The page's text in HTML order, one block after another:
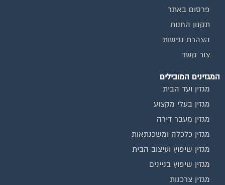
פרסום באתר
תקנון החנות
הצהרת נגישות
צור קשר
המגזינים המובילים
מגזין ועד הבית
מגזין בעלי מקצוע
מגזין מעבר דירה
מגזין כלכלה ומשכנתאות
מגזין שיפוץ ועיצוב הבית
מגזין שיפוץ בניינים
מגזין צרכנות